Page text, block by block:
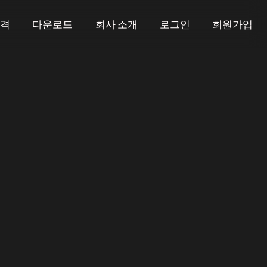
다운로드 회사 소개 로그인 회원가입